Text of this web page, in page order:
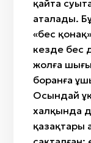
қайта
аталады.
«бес
кезде бес
жолға
боранға
Осындай
халқында
қазақтары